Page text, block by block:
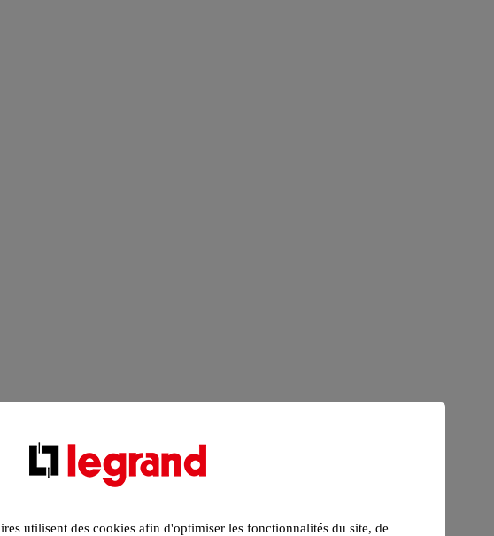
utilisent des cookies afin d'optimiser les fonctionnalités du site, de